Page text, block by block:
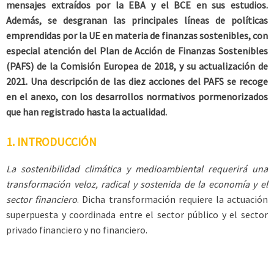
mensajes extraídos por la EBA y el BCE en sus estudios.
Además, se desgranan las principales líneas de políticas
emprendidas por la UE en materia de finanzas sostenibles, con
especial atención del Plan de Acción de Finanzas Sostenibles
(PAFS) de la Comisión Europea de 2018, y su actualización de
2021. Una descripción de las diez acciones del PAFS se recoge
en el anexo, con los desarrollos normativos pormenorizados
que han registrado hasta la actualidad.
1. INTRODUCCIÓN
La sostenibilidad climática y medioambiental requerirá una
transformación veloz, radical y sostenida de la economía y el
sector financiero. Dicha transformación requiere la actuación
superpuesta y coordinada entre el sector público y el sector
privado financiero y no financiero.